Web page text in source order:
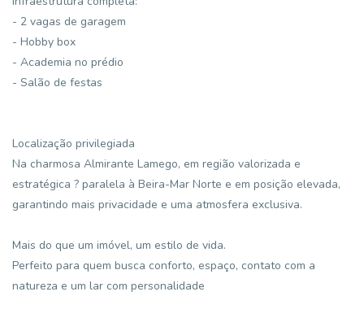
- 2 vagas de garagem
- Hobby box
- Academia no prédio
- Salão de festas
Localização privilegiada
Na charmosa Almirante Lamego, em região valorizada e
estratégica ? paralela à Beira-Mar Norte e em posição elevada,
garantindo mais privacidade e uma atmosfera exclusiva.
Mais do que um imóvel, um estilo de vida.
Perfeito para quem busca conforto, espaço, contato com a
natureza e um lar com personalidade